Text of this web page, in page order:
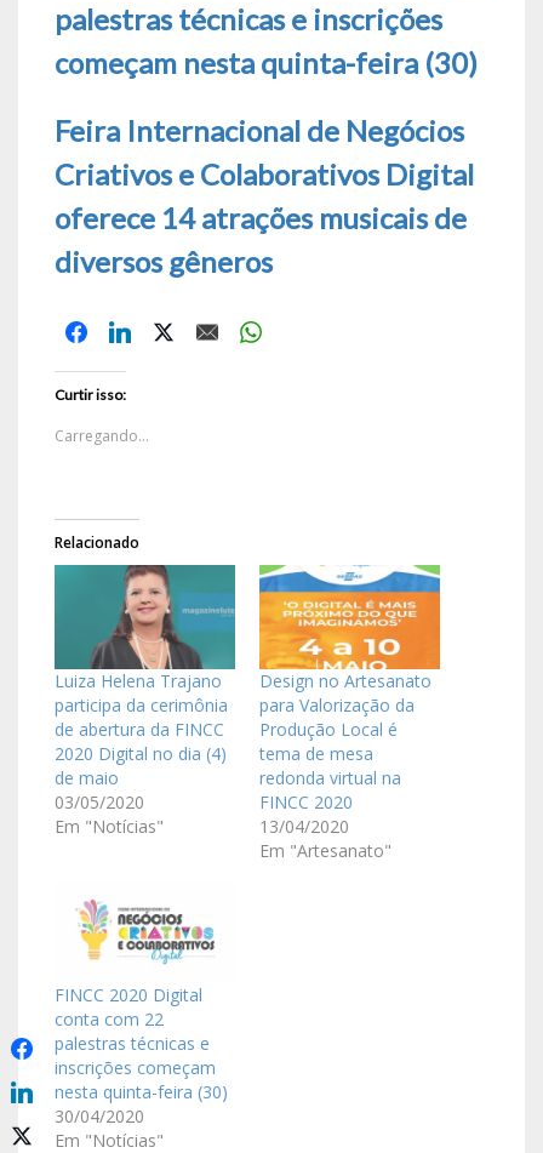
palestras técnicas e inscrições
começam nesta quinta-feira (30)
Feira Internacional de Negócios
Criativos e Colaborativos Digital
oferece 14 atrações musicais de
diversos gêneros
Curtir isso:
Carregando...
Relacionado
Luiza Helena Trajano
participa da cerimônia
de abertura da FINCC
2020 Digital no dia (4)
de maio
03/05/2020
Em "Notícias"
Design no Artesanato
para Valorização da
Produção Local é
tema de mesa
redonda virtual na
FINCC 2020
13/04/2020
Em "Artesanato"
FINCC 2020 Digital
conta com 22
palestras técnicas e
inscrições começam
nesta quinta-feira (30)
30/04/2020
Em "Notícias"